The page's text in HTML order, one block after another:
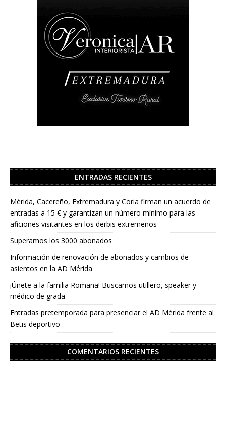
ENTRADAS RECIENTES
Mérida, Cacereño, Extremadura y Coria firman un acuerdo de
entradas a 15 € y garantizan un número mínimo para las
aficiones visitantes en los derbis extremeños
Superamos los 3000 abonados
Información de renovación de abonados y cambios de
asientos en la AD Mérida
¡Únete a la familia Romana! Buscamos utillero, speaker y
médico de grada
Entradas pretemporada para presenciar el AD Mérida frente al
Betis deportivo
COMENTARIOS RECIENTES